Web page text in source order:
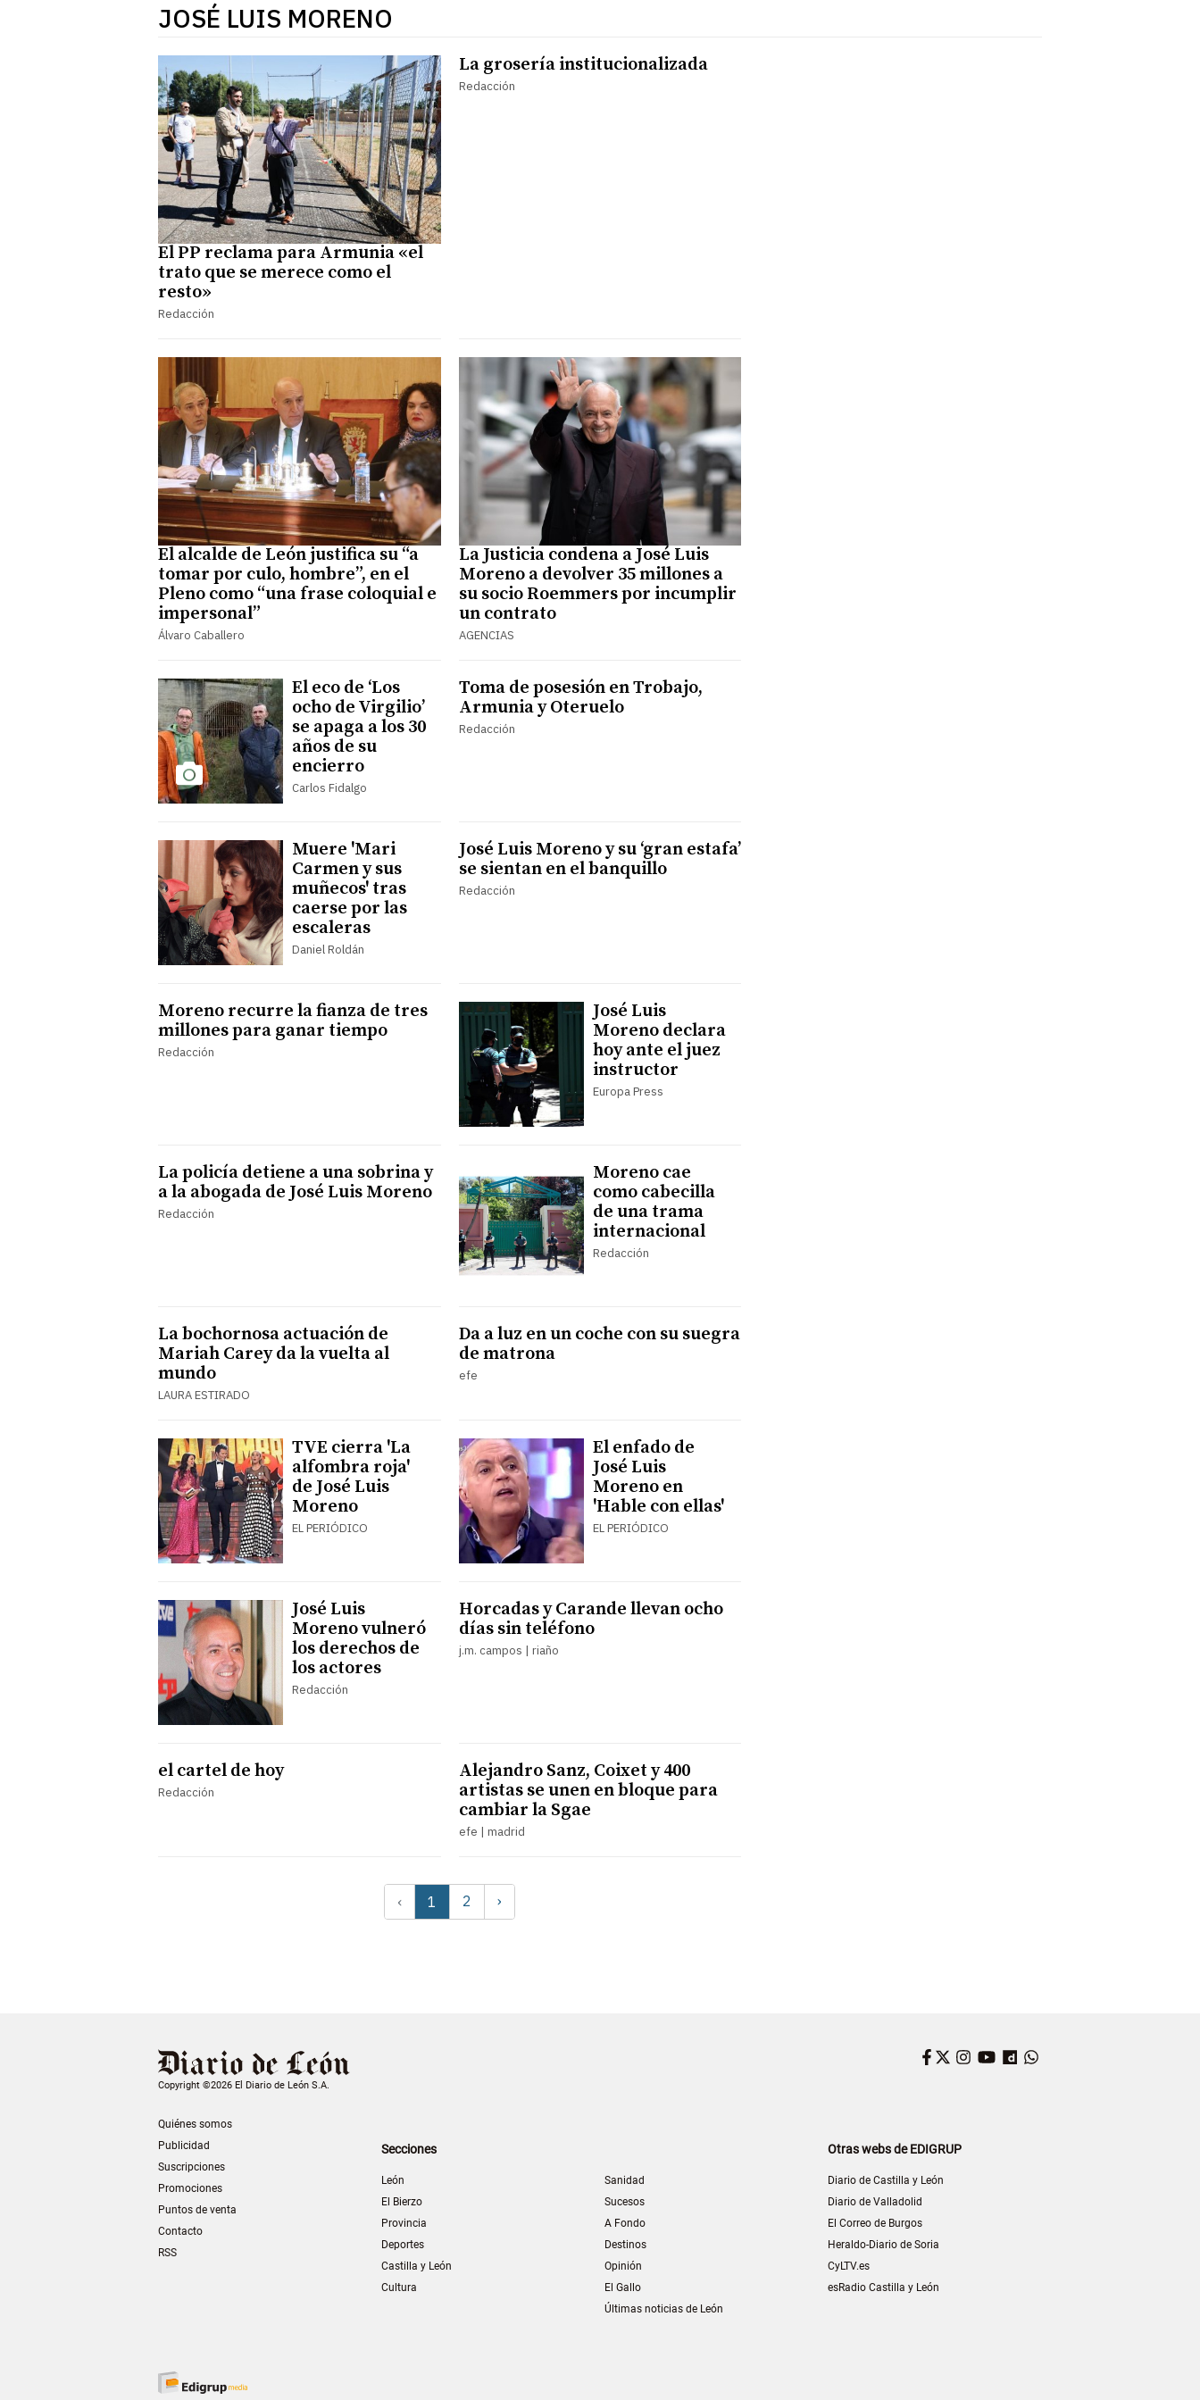
JOSÉ LUIS MORENO
El PP reclama para Armunia «el
trato que se merece como el
resto»
Redacción
La grosería institucionalizada
Redacción
El alcalde de León justifica su “a
tomar por culo, hombre”, en el
Pleno como “una frase coloquial e
impersonal”
Álvaro Caballero
La Justicia condena a José Luis
Moreno a devolver 35 millones a
su socio Roemmers por incumplir
un contrato
AGENCIAS
El eco de ‘Los
ocho de Virgilio’
se apaga a los 30
años de su
encierro
Carlos Fidalgo
Toma de posesión en Trobajo,
Armunia y Oteruelo
Redacción
Muere 'Mari
Carmen y sus
muñecos' tras
caerse por las
escaleras
Daniel Roldán
José Luis Moreno y su ‘gran estafa’
se sientan en el banquillo
Redacción
Moreno recurre la fianza de tres
millones para ganar tiempo
Redacción
José Luis
Moreno declara
hoy ante el juez
instructor
Europa Press
La policía detiene a una sobrina y
a la abogada de José Luis Moreno
Redacción
Moreno cae
como cabecilla
de una trama
internacional
Redacción
La bochornosa actuación de
Mariah Carey da la vuelta al
mundo
LAURA ESTIRADO
Da a luz en un coche con su suegra
de matrona
efe
TVE cierra 'La
alfombra roja'
de José Luis
Moreno
EL PERIÓDICO
El enfado de
José Luis
Moreno en
'Hable con ellas'
EL PERIÓDICO
José Luis
Moreno vulneró
los derechos de
los actores
Redacción
Horcadas y Carande llevan ocho
días sin teléfono
j.m. campos | riaño
el cartel de hoy
Redacción
Alejandro Sanz, Coixet y 400
artistas se unen en bloque para
cambiar la Sgae
efe | madrid
‹ 1 2 ›
Copyright ©2026 El Diario de León S.A.
Quiénes somos
Publicidad
Suscripciones
Promociones
Puntos de venta
Contacto
RSS
Facebook
Twitter
Instagram
YouTube
Dailymotion
Secciones
León
El Bierzo
Provincia
Deportes
Castilla y León
Cultura
Sanidad
Sucesos
A Fondo
Destinos
Opinión
El Gallo
Últimas noticias de León
Otras webs de EDIGRUP
Diario de Castilla y León
Diario de Valladolid
El Correo de Burgos
Heraldo-Diario de Soria
CyLTV.es
esRadio Castilla y León